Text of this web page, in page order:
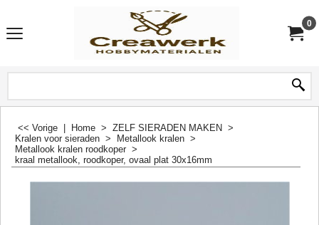
0
<< Vorige Home > ZELF SIERADEN MAKEN >
Kralen voor sieraden > Metallook kralen >
Metallook kralen roodkoper >
kraal metallook, roodkoper, ovaal plat 30x16mm